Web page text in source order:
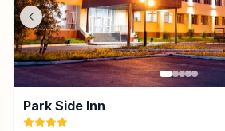
Park Side Inn